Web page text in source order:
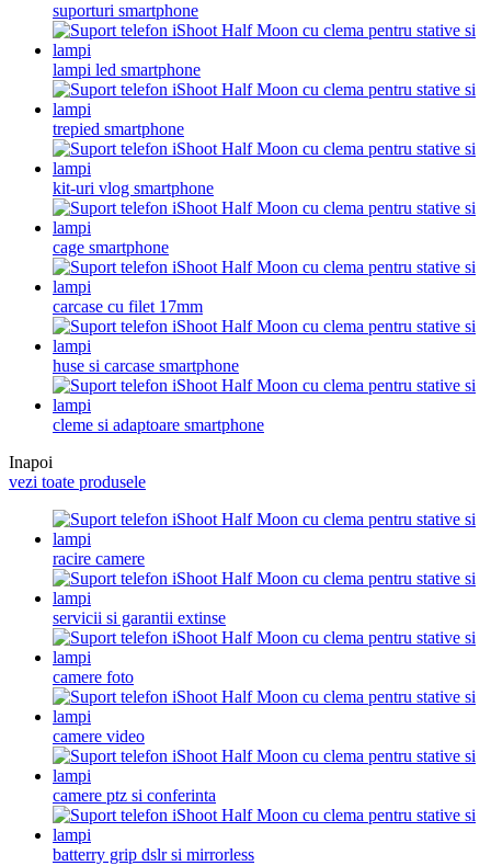
suporturi smartphone
lampi led smartphone
trepied smartphone
kit-uri vlog smartphone
cage smartphone
carcase cu filet 17mm
huse si carcase smartphone
cleme si adaptoare smartphone
Inapoi
vezi toate produsele
racire camere
servicii si garantii extinse
camere foto
camere video
camere ptz si conferinta
batterry grip dslr si mirrorless